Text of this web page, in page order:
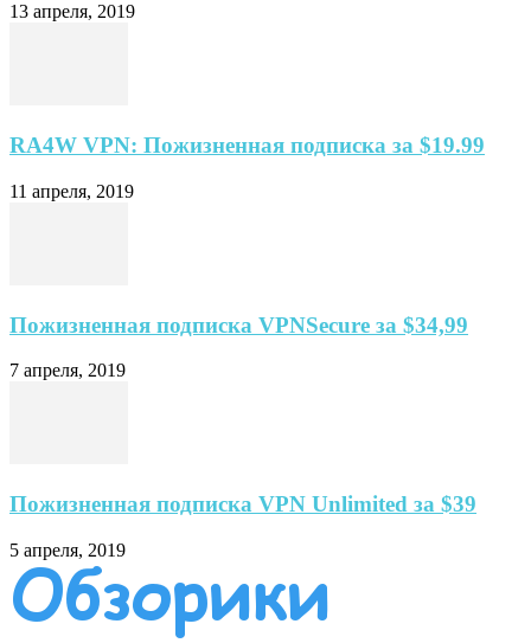
13 апреля, 2019
RA4W VPN: Пожизненная подписка за $19.99
11 апреля, 2019
Пожизненная подписка VPNSecure за $34,99
7 апреля, 2019
Пожизненная подписка VPN Unlimited за $39
5 апреля, 2019